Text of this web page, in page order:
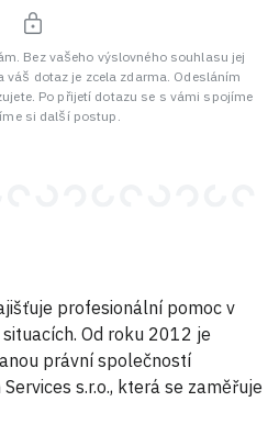
Bez vašeho výslovného souhlasu jej
váš dotaz je zcela zdarma. Odesláním
Po přijetí dotazu se s vámi spojíme
si další postup.
profesionální pomoc v
Od roku 2012 je
právní společností
s.r.o., která se zaměřuje